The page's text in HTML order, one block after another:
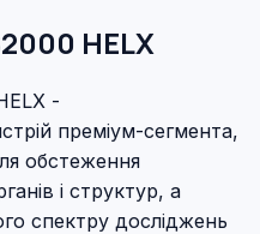
HELX
-
преміум-сегмента,
обстеження
і структур, а
спектру досліджень